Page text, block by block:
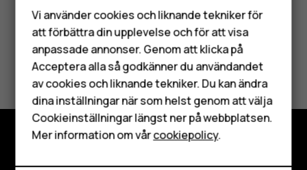
Mobiltelefoner
Tillbehör
HMD Terra M
Surfplattor
Var detta till hjälp?
Ja Nej
Vi använder cookies och liknande tekniker för
att förbättra din upplevelse och för att visa
anpassade annonser. Genom att klicka på
Acceptera alla så godkänner du användandet
av cookies och liknande tekniker. Du kan ändra
dina inställningar när som helst genom att välja
Cookieinställningar längst ner på webbplatsen.
Mer information om vårcookiepolicy.